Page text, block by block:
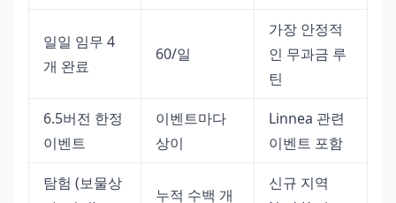
일일 임무 4
개 완료
60/일
가장 안정적
인 무과금 루
틴
6.5버전 한정
이벤트
이벤트마다
상이
Linnea 관련
이벤트 포함
탐험 (보물상
누적 수백 개
신규 지역